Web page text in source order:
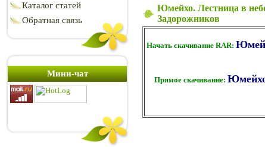
Каталог статей
Обратная связь
Мини-чат
Юмейхо. Лестница в
Задорожников
Начать скачивание RAR:
Прямое скачивание: